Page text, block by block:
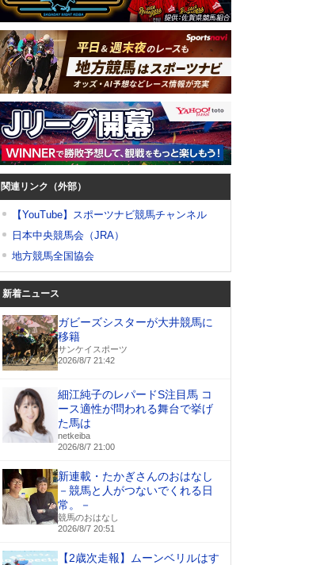
関連リンク（外部）
【YouTube】スポーツナビ競馬チャンネル
日本中央競馬会（JRA）
地方競馬全国協会
新着ニュース
ガビーズシスターが大井競馬に
移籍
サンケイスポーツ
2026/8/7 21:42
細江純子のレパードS注目馬 コ
ース適性が問われる舞台で挙げ
た馬は
netkeiba
2026/8/7 21:00
新連載・たかぎさんのおはなし
－競馬と人がつないでくれる日
常。－
競馬のおはなし
2026/8/7 20:51
【2歳次走報】ムーンベリルはす